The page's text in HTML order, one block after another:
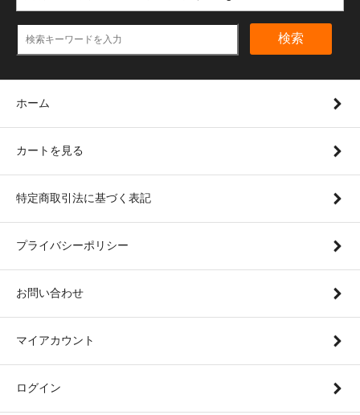
検索
ホーム
カートを見る
特定商取引法に基づく表記
プライバシーポリシー
お問い合わせ
マイアカウント
ログイン